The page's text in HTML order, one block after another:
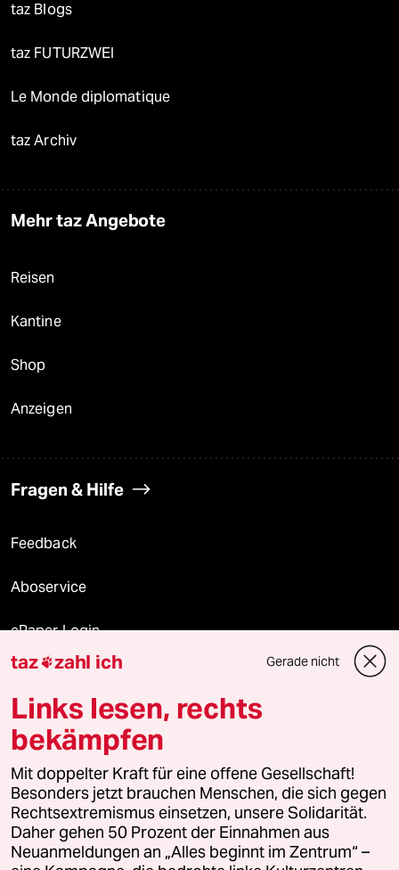
taz Blogs
taz FUTURZWEI
Le Monde diplomatique
taz Archiv
Mehr taz Angebote
Reisen
Kantine
Shop
Anzeigen
Fragen & Hilfe
Feedback
Aboservice
ePaper Login
Downloads für Abonnierende
© 2026 taz Verlags und Vertriebs GmbH
Alle Rechte vorbehalten. Bei rechtlichen Fragen oder für Genehmigungen
wenden Sie sich bitte an
lizenzen@taz.de
Feedback Redaktionsstatut Kommune-Richtlinien
taz zahl ich Gerade nicht
Links lesen, rechts
bekämpfen
Mit doppelter Kraft für eine offene Gesellschaft!
Besonders jetzt brauchen Menschen, die sich gegen
Rechtsextremismus einsetzen, unsere Solidarität.
Daher gehen 50 Prozent der Einnahmen aus
Neuanmeldungen an „Alles beginnt im Zentrum“ –